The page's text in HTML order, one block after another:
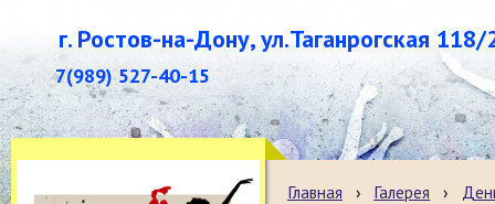
г. Ростов-на-Дону, ул.Таганрогская 118/
7(989) 527-40-15
Главная › Галерея ›